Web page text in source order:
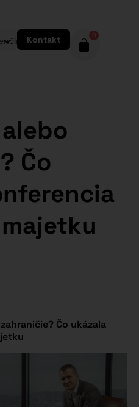
Kontakt 0
Čo
Čo ukázala